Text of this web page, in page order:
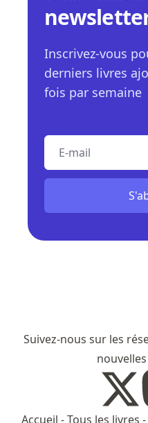
Inscrivez-vous
derniers livres
fois par semaine
Suivez-nous sur les
Accueil -Tous les livres -